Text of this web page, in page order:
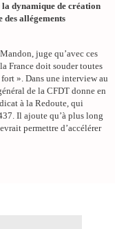
dynamique de création
des allégements
juge qu’avec ces
France doit souder toutes
». Dans une interview au
de la CFDT donne en
à la Redoute, qui
Il ajoute qu’à plus long
permettre d’accélérer